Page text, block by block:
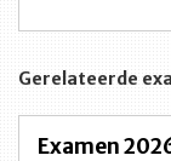
Gerelateerde
Examen